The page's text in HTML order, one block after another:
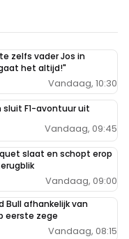
zelfs vader Jos in
het altijd!"
Vandaag, 10:30
F1-avontuur uit
Vandaag, 09:45
slaat en schopt erop
Vandaag, 09:00
Bull afhankelijk van
eerste zege
Vandaag, 08:15